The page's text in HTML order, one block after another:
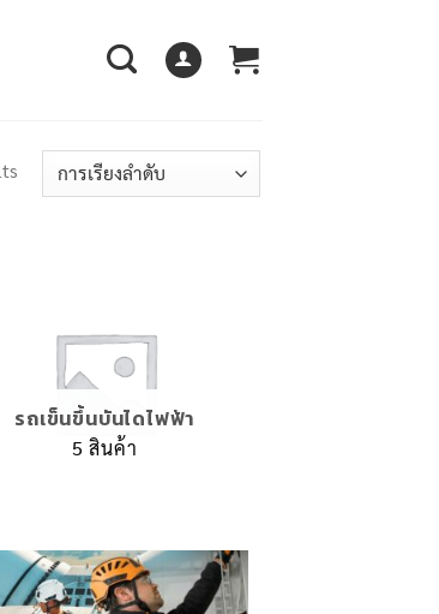
รถเข็นขึ้นบันไดไฟฟ้า
5 สินค้า